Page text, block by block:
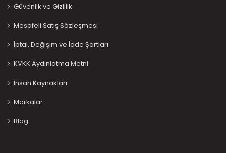
Güvenlik ve Gizlilik
Mesafeli Satış Sözleşmesi
İptal, Değişim ve İade Şartları
KVKK Aydınlatma Metni
İnsan Kaynakları
Markalar
Blog